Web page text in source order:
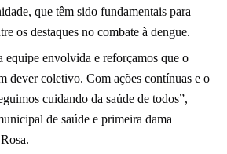
que têm sido fundamentais para
os destaques no combate à dengue.
equipe envolvida e reforçamos que o
dever coletivo. Com ações contínuas e o
cuidando da saúde de todos”,
de saúde e primeira dama